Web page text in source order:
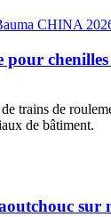
de
de bâtiment.
sur